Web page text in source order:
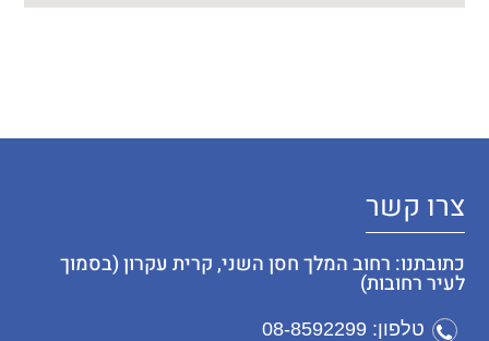
צרו קשר
כתובתנו: רחוב המלך חסן השני, קרית עקרון (בסמוך
לעיר רחובות)
טלפון: 08-8592299